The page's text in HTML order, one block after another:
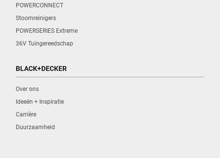
POWERCONNECT
Stoomreinigers
POWERSERIES Extreme
36V Tuingereedschap
BLACK+DECKER
Over ons
Ideeën + Inspiratie
Carrière
Duurzaamheid